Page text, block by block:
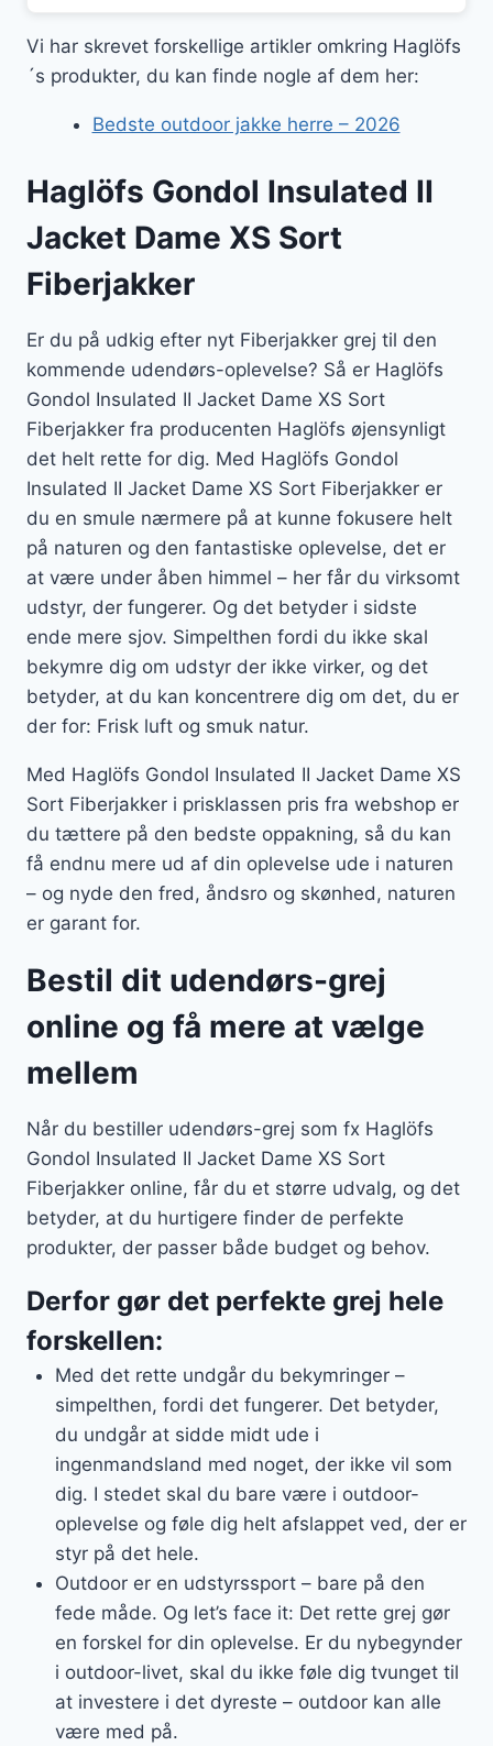
Vi har skrevet forskellige artikler omkring Haglöfs
´s produkter, du kan finde nogle af dem her:
Bedste outdoor jakke herre – 2026
Haglöfs Gondol Insulated II
Jacket Dame XS Sort
Fiberjakker
Er du på udkig efter nyt Fiberjakker grej til den
kommende udendørs-oplevelse? Så er Haglöfs
Gondol Insulated II Jacket Dame XS Sort
Fiberjakker fra producenten Haglöfs øjensynligt
det helt rette for dig. Med Haglöfs Gondol
Insulated II Jacket Dame XS Sort Fiberjakker er
du en smule nærmere på at kunne fokusere helt
på naturen og den fantastiske oplevelse, det er
at være under åben himmel – her får du virksomt
udstyr, der fungerer. Og det betyder i sidste
ende mere sjov. Simpelthen fordi du ikke skal
bekymre dig om udstyr der ikke virker, og det
betyder, at du kan koncentrere dig om det, du er
der for: Frisk luft og smuk natur.
Med Haglöfs Gondol Insulated II Jacket Dame XS
Sort Fiberjakker i prisklassen pris fra webshop er
du tættere på den bedste oppakning, så du kan
få endnu mere ud af din oplevelse ude i naturen
– og nyde den fred, åndsro og skønhed, naturen
er garant for.
Bestil dit udendørs-grej
online og få mere at vælge
mellem
Når du bestiller udendørs-grej som fx Haglöfs
Gondol Insulated II Jacket Dame XS Sort
Fiberjakker online, får du et større udvalg, og det
betyder, at du hurtigere finder de perfekte
produkter, der passer både budget og behov.
Derfor gør det perfekte grej hele
forskellen:
Med det rette undgår du bekymringer –
simpelthen, fordi det fungerer. Det betyder,
du undgår at sidde midt ude i
ingenmandsland med noget, der ikke vil som
dig. I stedet skal du bare være i outdoor-
oplevelse og føle dig helt afslappet ved, der er
styr på det hele.
Outdoor er en udstyrssport – bare på den
fede måde. Og let’s face it: Det rette grej gør
en forskel for din oplevelse. Er du nybegynder
i outdoor-livet, skal du ikke føle dig tvunget til
at investere i det dyreste – outdoor kan alle
være med på.